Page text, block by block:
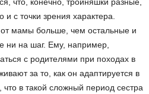
с точки зрения характера.
мамы больше, чем остальные и
ни на шаг. Ему, например,
с родителями при походах в
за то, как он адаптируется в
в такой сложный период сестра